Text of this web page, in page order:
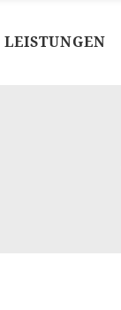
LEISTUNGEN